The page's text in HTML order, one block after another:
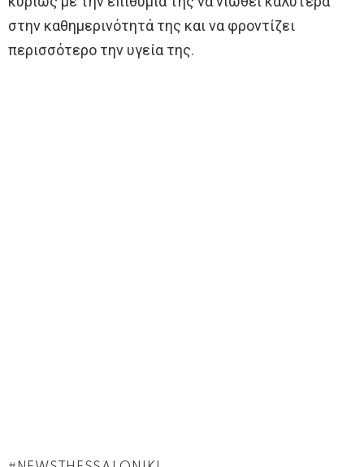
στην καθημερινότητά της και να φροντίζει
περισσότερο την υγεία της.